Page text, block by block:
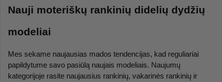
Nauji moteriškų rankinių didelių dydžių
modeliai
Mes sekame naujausias mados tendencijas, kad reguliariai
papildytume savo pasiūlą naujais modeliais. Naujumų
kategorijoje rasite naujausius rankinių, vakarinės rankinių ir